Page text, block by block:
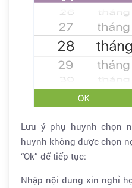
Lưu ý phụ huynh chọn
huynh không được chọn
“Ok” để tiếp tục:
Nhập nội dung xin nghỉ